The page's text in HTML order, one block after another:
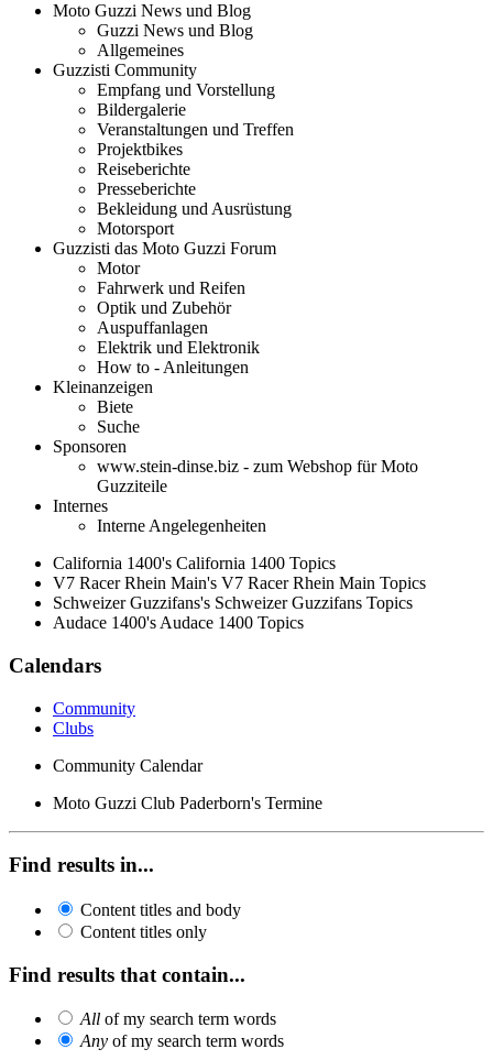
Moto Guzzi News und Blog
Guzzi News und Blog
Allgemeines
Guzzisti Community
Empfang und Vorstellung
Bildergalerie
Veranstaltungen und Treffen
Projektbikes
Reiseberichte
Presseberichte
Bekleidung und Ausrüstung
Motorsport
Guzzisti das Moto Guzzi Forum
Motor
Fahrwerk und Reifen
Optik und Zubehör
Auspuffanlagen
Elektrik und Elektronik
How to - Anleitungen
Kleinanzeigen
Biete
Suche
Sponsoren
www.stein-dinse.biz - zum Webshop für Moto
Guzziteile
Internes
Interne Angelegenheiten
California 1400's California 1400 Topics
V7 Racer Rhein Main's V7 Racer Rhein Main Topics
Schweizer Guzzifans's Schweizer Guzzifans Topics
Audace 1400's Audace 1400 Topics
Calendars
Community
Clubs
Community Calendar
Moto Guzzi Club Paderborn's Termine
Find results in...
Content titles and body
Content titles only
Find results that contain...
All of my search term words
Any of my search term words